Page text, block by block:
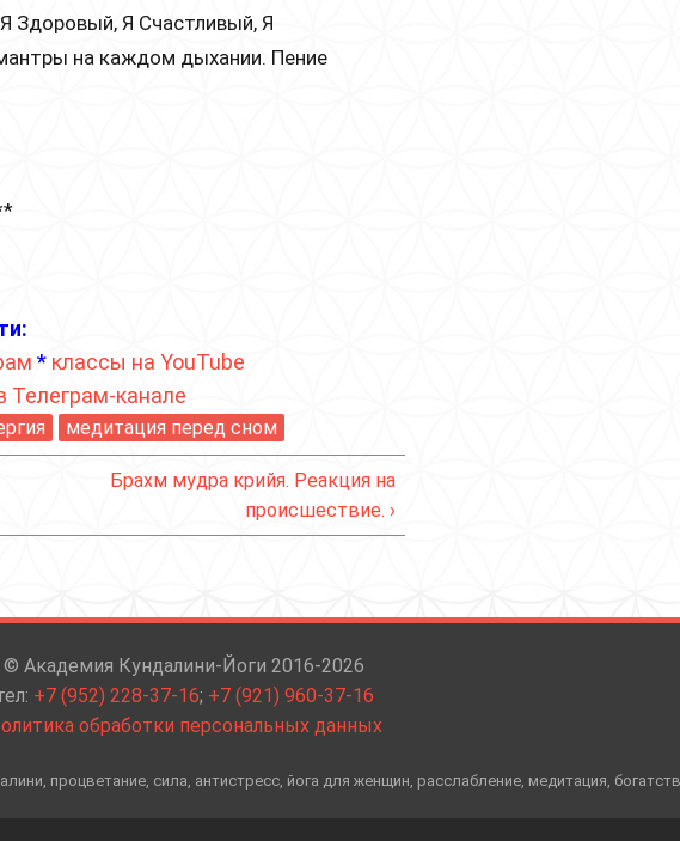
Здоровый, Я Счастливый, Я
на каждом дыхании. Пение
* классы на YouTube
Телеграм-канале
медитация перед сном
Брахм мудра крийя. Реакция на
происшествие. ›
© Академия Кундалини-Йоги 2016-2026
+7 (952) 228-37-16; +7 (921) 960-37-16
обработки персональных данных
процветание, сила, антистресс, йога для женщин, расслабление, медитация,